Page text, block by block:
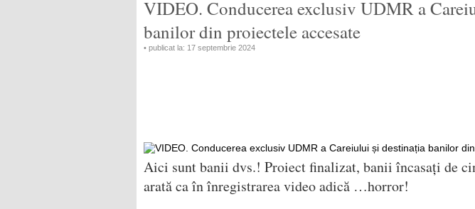
VIDEO. Conducerea exclusiv UDMR a
banilor din proiectele accesate
• publicat la: 17 septembrie 2024
Aici sunt banii dvs.! Proiect finalizat, banii încasați de
arată ca în înregistrarea video adică …horror!